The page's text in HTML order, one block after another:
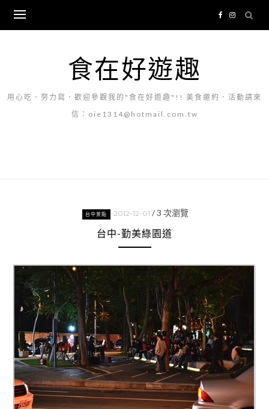
content
食在好遊趣
用心吃．努力寫．歡迎參觀我的"食在好遊趣"!! 美食邀約．活動請來
信：oie1314@hotmail.com.tw
台中景點 2012-12-01 /3 次瀏覽
台中-勤美綠園道